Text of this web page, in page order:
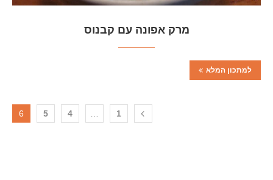
מרק אפונה עם קבנוס
למתכון המלא
1
4
5
6